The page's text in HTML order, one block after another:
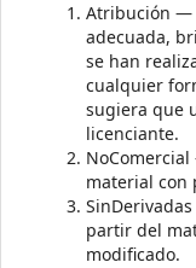
Atribución —
adecuada,
se han
cualquier
sugiera que
licenciante.
material con
partir del
modificado.